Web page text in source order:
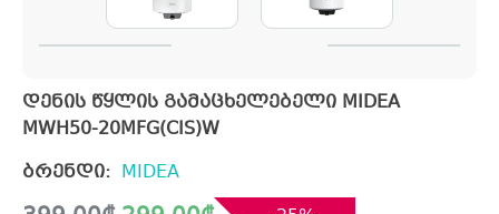
დენის წყლის გამაცხელებელი MIDEA
MWH50-20MFG(CIS)W
ბრენდი: MIDEA